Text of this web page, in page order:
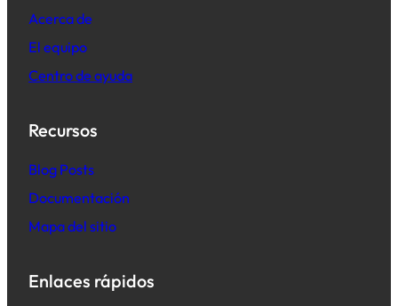
Acerca de
El equipo
Centro de ayuda
Recursos
Blog Posts
Documentación
Mapa del sitio
Enlaces rápidos